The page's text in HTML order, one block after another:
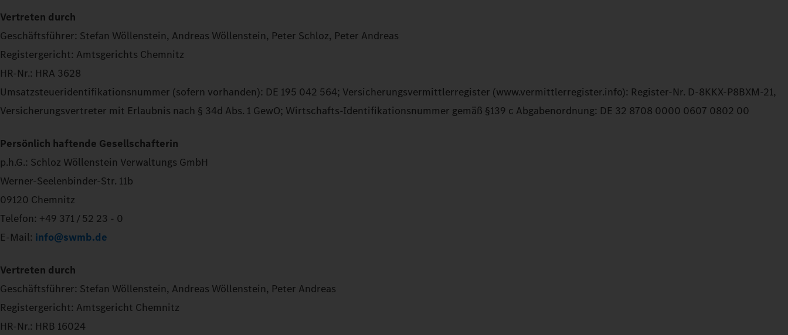
Vertreten durch
Geschäftsführer: Stefan Wöllenstein, Andreas Wöllenstein, Peter Schloz, Peter Andreas
Registergericht: Amtsgerichts Chemnitz
HR-Nr.: HRA 3628
Umsatzsteueridentifikationsnummer (sofern vorhanden): DE 195 042 564; Versicherungsvermittlerregister (www.vermittlerregister.info): Register-Nr. D-8KKX-P8BXM-21,
Versicherungsvertreter mit Erlaubnis nach § 34d Abs. 1 GewO; Wirtschafts-Identifikationsnummer gemäß §139 c Abgabenordnung: DE 32 8708 0000 0607 0802 00
Persönlich haftende Gesellschafterin
p.h.G.: Schloz Wöllenstein Verwaltungs GmbH
Werner-Seelenbinder-Str. 11b
09120 Chemnitz
Telefon: +49 371 / 52 23 - 0
E-Mail: info@swmb.de
Vertreten durch
Geschäftsführer: Stefan Wöllenstein, Andreas Wöllenstein, Peter Andreas
Registergericht: Amtsgericht Chemnitz
HR-Nr.: HRB 16024